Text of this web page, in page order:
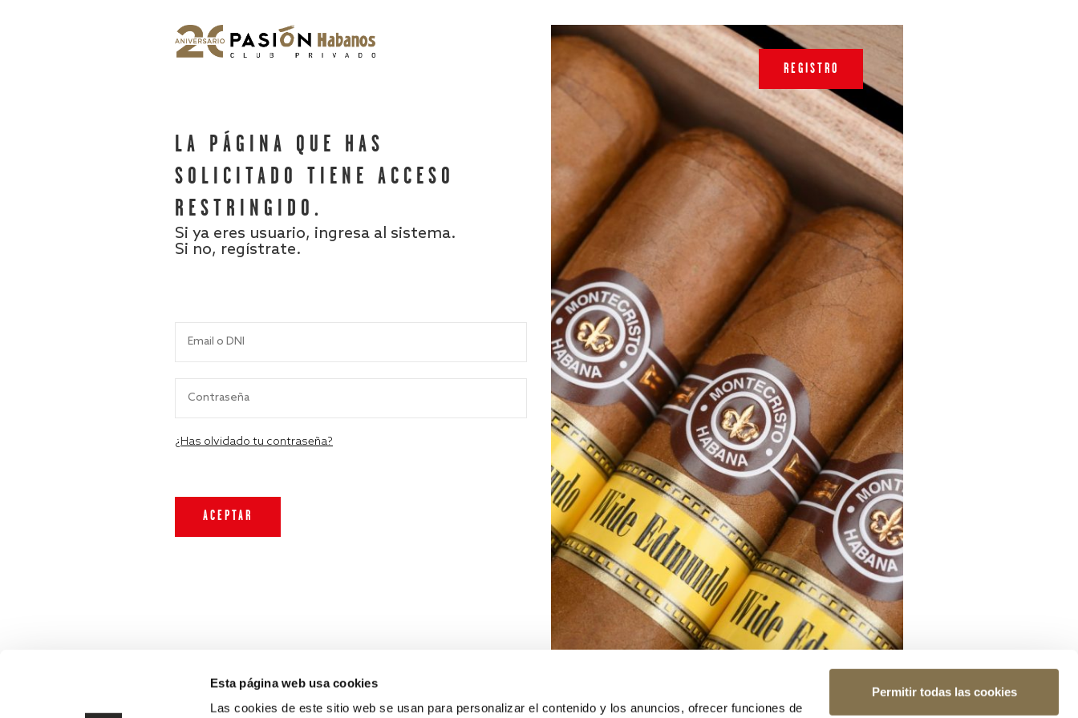
Esta página web usa cookies
Las cookies de este sitio web se usan para personalizar el contenido y los anuncios, ofrecer funciones de
Permitir todas las cookies
LA PÁGINA QUE HAS
SOLICITADO TIENE ACCESO
RESTRINGIDO.
Si ya eres usuario, ingresa al sistema.
Si no, regístrate.
¿Has olvidado tu contraseña?
REGISTRO